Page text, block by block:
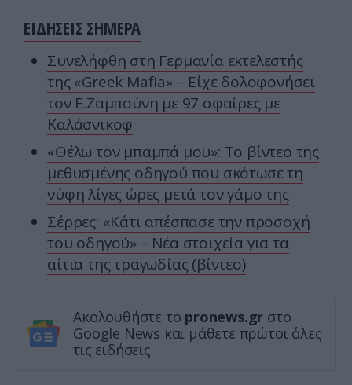
ΕΙΔΗΣΕΙΣ ΣΗΜΕΡΑ
Συνελήφθη στη Γερμανία εκτελεστής
της «Greek Mafia» – Είχε δολοφονήσει
τον Ε.Ζαμπούνη με 97 σφαίρες με
Καλάσνικοφ
«Θέλω τον μπαμπά μου»: Το βίντεο της
μεθυσμένης οδηγού που σκότωσε τη
νύφη λίγες ώρες μετά τον γάμο της
Σέρρες: «Κάτι απέσπασε την προσοχή
του οδηγού» – Νέα στοιχεία για τα
αίτια της τραγωδίας (βίντεο)
Ακολουθήστε το pronews.gr στο
Google News και μάθετε πρώτοι όλες
τις ειδήσεις